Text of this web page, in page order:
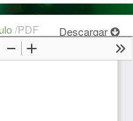
/PDF Descargar